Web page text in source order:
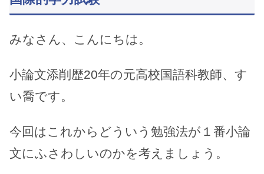
みなさん、こんにちは。
小論文添削歴20年の元高校国語科教師、す
い喬です。
今回はこれからどういう勉強法が１番小論
文にふさわしいのかを考えましょう。